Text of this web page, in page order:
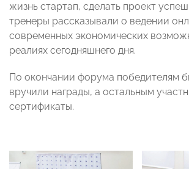
жизнь стартап, сделать проект
тренеры рассказывали о ведении
современных экономических
реалиях сегодняшнего дня.
По окончании форума победителям
вручили награды, а остальным
сертификаты.